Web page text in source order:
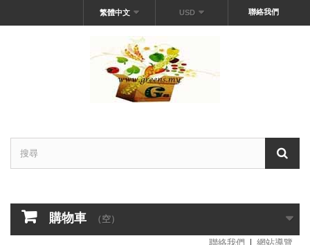
聯絡我們
USD
繁體中文
購物車 （空）
聯絡我們 網站導覽